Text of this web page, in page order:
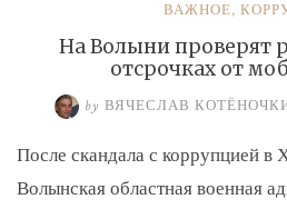
ВАЖНОЕ,
На Волыни проверят
отсрочках от
by ВЯЧЕСЛАВ
После скандала с коррупцией
Волынская областная военная